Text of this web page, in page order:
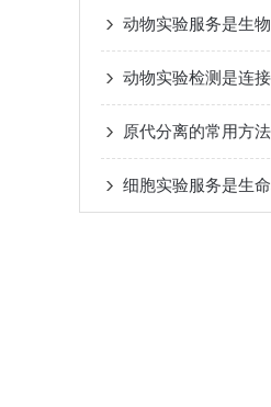
原代分离的常用方
细胞实验服务是生